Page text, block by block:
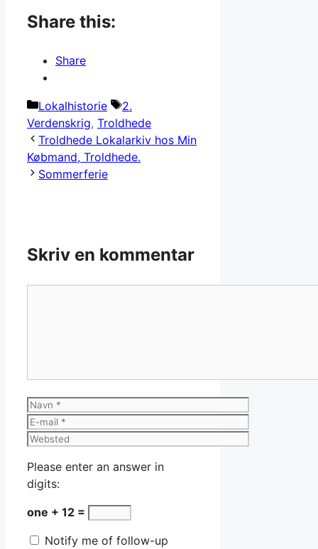
Share this:
Share
Kategorier
Lokalhistorie Tags
2.
Verdenskrig, Troldhede
Troldhede Lokalarkiv hos Min
Købmand, Troldhede.
Sommerferie
Skriv en kommentar
Navn
E-
mail
Websted
Please enter an answer in
digits:
one + 12 =
Notify me of follow-up